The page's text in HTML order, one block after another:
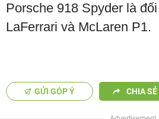
Porsche 918 Spyder là
LaFerrari và McLaren P1.
GỬI GÓP Ý CHIA SẺ